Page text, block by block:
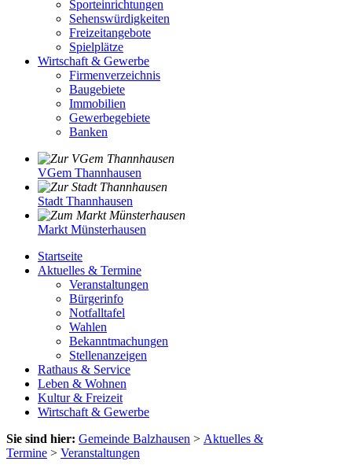
Sporteinrichtungen
Sehenswürdigkeiten
Freizeitangebote
Spielplätze
Wirtschaft & Gewerbe
Firmenverzeichnis
Baugebiete
Immobilien
Gewerbegebiete
Banken
VGem Thannhausen
Stadt Thannhausen
Markt Münsterhausen
Startseite
Aktuelles & Termine
Veranstaltungen
Bürgerinfo
Notfalltafel
Wahlen
Bekanntmachungen
Stellenanzeigen
Rathaus & Service
Leben & Wohnen
Kultur & Freizeit
Wirtschaft & Gewerbe
Sie sind hier: Gemeinde Balzhausen > Aktuelles &
Termine > Veranstaltungen